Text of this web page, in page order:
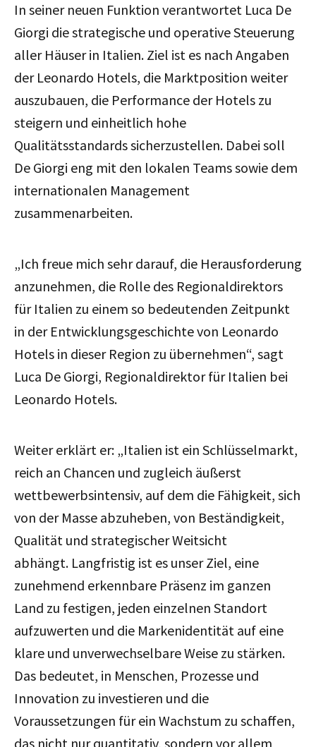
In seiner neuen Funktion verantwortet Luca De
Giorgi die strategische und operative Steuerung
aller Häuser in Italien. Ziel ist es nach Angaben
der Leonardo Hotels, die Marktposition weiter
auszubauen, die Performance der Hotels zu
steigern und einheitlich hohe
Qualitätsstandards sicherzustellen. Dabei soll
De Giorgi eng mit den lokalen Teams sowie dem
internationalen Management
zusammenarbeiten.
„Ich freue mich sehr darauf, die Herausforderung
anzunehmen, die Rolle des Regionaldirektors
für Italien zu einem so bedeutenden Zeitpunkt
in der Entwicklungsgeschichte von Leonardo
Hotels in dieser Region zu übernehmen“, sagt
Luca De Giorgi, Regionaldirektor für Italien bei
Leonardo Hotels.
Weiter erklärt er: „Italien ist ein Schlüsselmarkt,
reich an Chancen und zugleich äußerst
wettbewerbsintensiv, auf dem die Fähigkeit, sich
von der Masse abzuheben, von Beständigkeit,
Qualität und strategischer Weitsicht
abhängt. Langfristig ist es unser Ziel, eine
zunehmend erkennbare Präsenz im ganzen
Land zu festigen, jeden einzelnen Standort
aufzuwerten und die Markenidentität auf eine
klare und unverwechselbare Weise zu stärken.
Das bedeutet, in Menschen, Prozesse und
Innovation zu investieren und die
Voraussetzungen für ein Wachstum zu schaffen,
das nicht nur quantitativ, sondern vor allem